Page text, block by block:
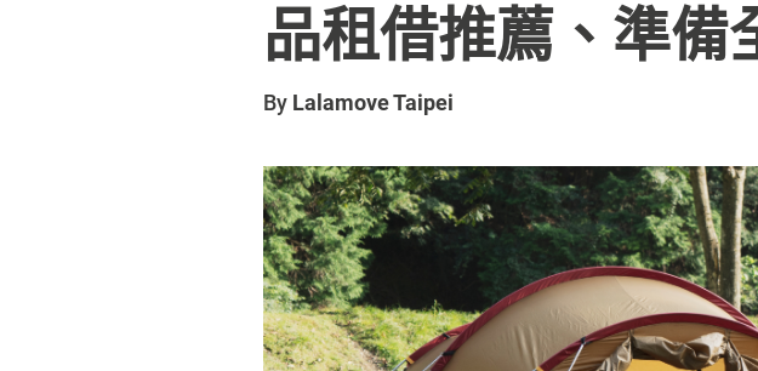
品租借推薦、準備
By Lalamove Taipei